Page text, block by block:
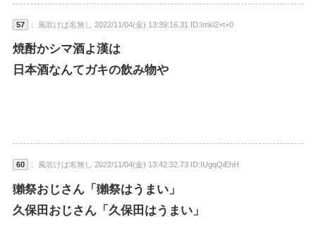
57 ： 風吹けば名無し 2022/11/04(金) 13:39:16.31 ID:Imki2+t+0
焼酎かシマ酒よ漢は
日本酒なんてガキの飲み物や
60 ： 風吹けば名無し 2022/11/04(金) 13:42:32.73 ID:IUgqQiEhH
獺祭おじさん「獺祭はうまい」
久保田おじさん「久保田はうまい」